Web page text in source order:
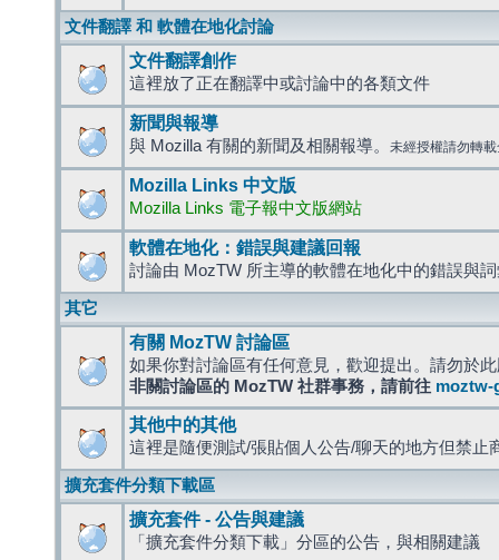
文件翻譯 和 軟體在地化討論
文件翻譯創作
這裡放了正在翻譯中或討論中的各類文件
新聞與報導
與 Mozilla 有關的新聞及相關報導。 未經授權請勿轉
Mozilla Links 中文版
Mozilla Links 電子報中文版網站
軟體在地化：錯誤與建議回報
討論由 MozTW 所主導的軟體在地化中的錯誤與
其它
有關 MozTW 討論區
如果你對討論區有任何意見，歡迎提出。請勿於
非關討論區的 MozTW 社群事務，請前往 moztw-
其他中的其他
這裡是隨便測試/張貼個人公告/聊天的地方但禁止
擴充套件分類下載區
擴充套件 - 公告與建議
「擴充套件分類下載」分區的公告，與相關建議